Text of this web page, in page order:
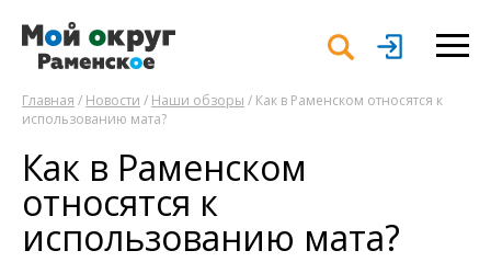
Главная / Новости / Наши обзоры / Как в Раменском относятся к
использованию мата?
Как в Раменском
относятся к
использованию мата?